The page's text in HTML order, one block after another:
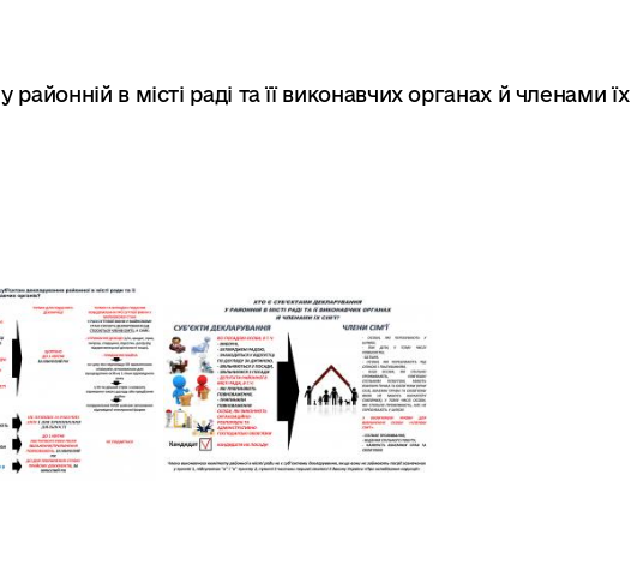
у районній в місті раді та її виконавчих органах й членами їх